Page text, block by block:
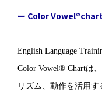
ー Color
English Language
Color Vowel® Chartは
リズム、動作を活用